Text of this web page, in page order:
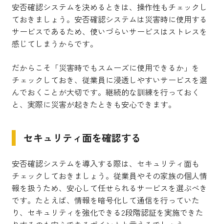
安否確認システムを決めるときは、操作性もチェックし
ておきましょう。安否確認システムは災害時に使用する
サービスであるため、使いづらいサービスはストレスを
感じてしまうからです。
だからこそ「災害時でもスムーズに使用できるか」を
チェックしておき、従業員に浸透しやすいサービスを選
んでおくことが大切です。継続的な訓練を行っておく
と、実際に災害が起きたときも安心できます。
セキュリティ面を確認する
安否確認システムを導入する際は、セキュリティ面も
チェックしておきましょう。従業員やその家族の個人情
報を扱うため、安心して任せられるサービスを選ぶべき
です。たとえば、情報を暗号化して通信を行っていた
り、セキュリティを強化できる2段階認証を実施できた